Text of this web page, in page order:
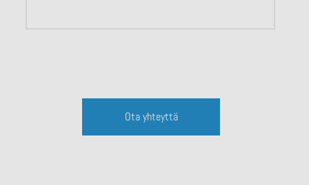
Ota yhteyttä